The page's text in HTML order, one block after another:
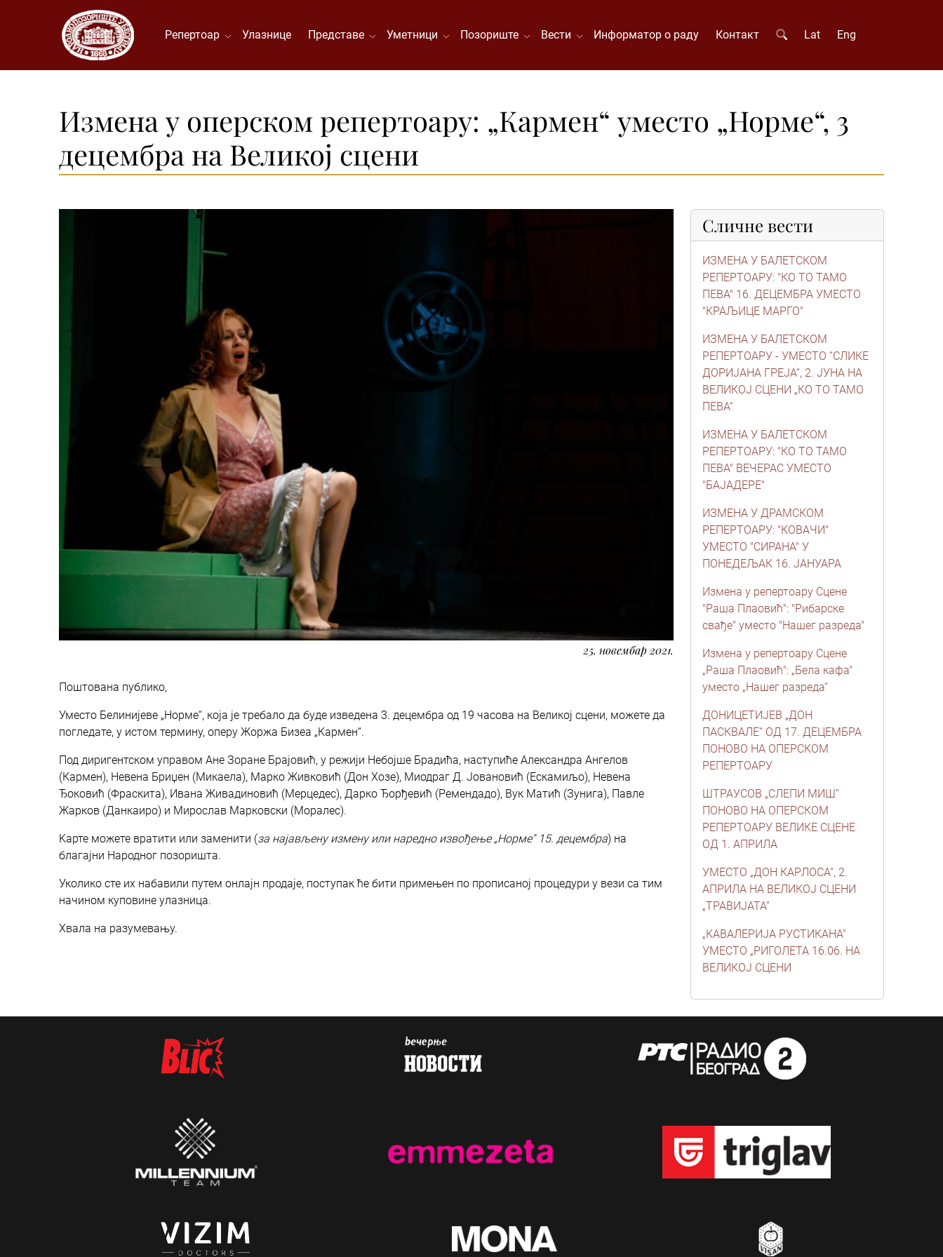
Репертоар Улазнице Представе Уметници Позориште Вести Информатор о раду Контакт Lat Eng
Измена у оперском репертоару: „Кармен“ уместо „Норме“, 3
децембра на Великој сцени
25. новембар 2021.
Поштована публико,
Уместо Белинијеве „Норме“, која је требало да буде изведена 3. децембра од 19 часова на Великој сцени, можете да
погледате, у истом термину, оперу Жоржа Бизеа „Кармен“.
Под диригентском управом Ане Зоране Брајовић, у режији Небојше Брадића, наступиће Александра Ангелов
(Кармен), Невена Бриџен (Микаела), Марко Живковић (Дон Хозе), Миодраг Д. Јовановић (Ескамиљо), Невена
Ђоковић (Фраскита), Ивана Живадиновић (Мерцедес), Дарко Ђорђевић (Ремендадо), Вук Матић (Зунига), Павле
Жарков (Данкаиро) и Мирослав Марковски (Моралес).
Kарте можете вратити или заменити (за најављену измену или наредно извођење „Норме" 15. децембра) на
благајни Народног позоришта.
Уколико сте их набавили путем онлајн продаје, поступак ће бити примењен по прописаној процедури у вези са тим
начином куповине улазница.
Хвала на разумевању.
Сличне вести
ИЗМЕНА У БАЛЕТСКОМ
РЕПЕРТОАРУ: "КО ТО ТАМО
ПЕВА" 16. ДЕЦЕМБРА УМЕСТО
"КРАЉИЦЕ МАРГО"
ИЗМЕНА У БАЛЕТСКОМ
РЕПЕРТОАРУ - УМЕСТО “СЛИКЕ
ДОРИЈАНА ГРЕЈА“, 2. ЈУНА НА
ВЕЛИКОЈ СЦЕНИ „КО ТО ТАМО
ПЕВА“
ИЗМЕНА У БАЛЕТСКОМ
РЕПЕРТОАРУ: "КО ТО ТАМО
ПЕВА" ВЕЧЕРАС УМЕСТО
"БАЈАДЕРЕ"
ИЗМЕНА У ДРАМСКОМ
РЕПЕРТОАРУ: "КОВАЧИ"
УМЕСТО "СИРАНА" У
ПОНЕДЕЉАК 16. ЈАНУАРА
Измена у репертоару Сцене
"Раша Плаовић": "Рибарске
свађе" уместо "Нашег разреда"
Измена у репертоару Сцене
„Раша Плаовић": „Бела кафа"
уместо „Нашег разреда“
ДОНИЦЕТИЈЕВ „ДОН
ПАСКВАЛЕ“ ОД 17. ДЕЦЕМБРА
ПОНОВО НА ОПЕРСКОМ
РЕПЕРТОАРУ
ШТРАУСОВ „СЛЕПИ МИШ“
ПОНОВО НА ОПЕРСКОМ
РЕПЕРТОАРУ ВЕЛИКЕ СЦЕНЕ
ОД 1. АПРИЛА
УМЕСТО „ДОН КАРЛОСА“, 2.
АПРИЛА НА ВЕЛИКОЈ СЦЕНИ
„ТРАВИЈАТА“
„КАВАЛЕРИЈА РУСТИКАНА“
УМЕСТО „РИГОЛЕТА 16.06. НА
ВЕЛИКОЈ СЦЕНИ